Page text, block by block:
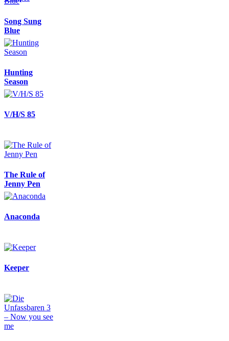
Song Sung
Blue
Hunting
Season
V/H/S 85
The Rule of
Jenny Pen
Anaconda
Keeper